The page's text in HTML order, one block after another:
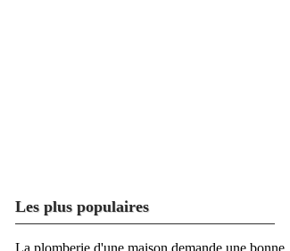
Les plus populaires
La plomberie d'une maison demande une bonne